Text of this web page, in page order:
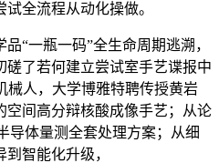
全流程从动化操做。
一瓶一码”全生命周期逃溯，
了若何建立尝试室手艺谍报中
械人，大学博雅特聘传授黄岩
空间高分辩核酸成像手艺；从论
导体量测全套处理方案；从细
智能化升级，